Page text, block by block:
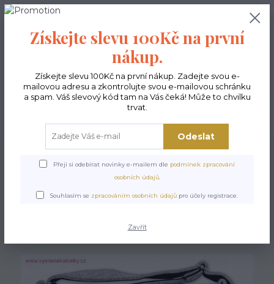
0,00 Kč
Kabelky ekologické Kabelky střední
Kabelka pošťačka Kohouti -
Získejte slevu 100Kč na první
nákup.
Získejte slevu 100Kč na první nákup. Zadejte svou e-
mailovou adresu a zkontrolujte svou e-mailovou schránku
a spam. Váš slevový kód tam na Vás čeká! Může to chvilku
trvat.
Odeslat
Přeji si odebírat novinky e-mailem dle podmínek zpracování
osobních údajů.
Souhlasím se zpracováním osobních údajů pro účely registrace.
Zavřít